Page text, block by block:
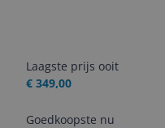
Laagste prijs ooit
€ 349,00
Goedkoopste nu